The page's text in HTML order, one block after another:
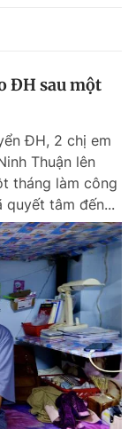
ĐH sau một
ĐH, 2 chị em
Thuận lên
tháng làm công
quyết tâm đến...